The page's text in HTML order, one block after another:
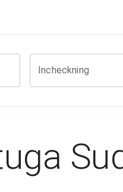
Incheckning